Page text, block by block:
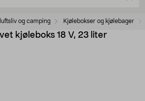
og camping Kjølebokser og kjølebager
kjøleboks 18 V, 23 liter